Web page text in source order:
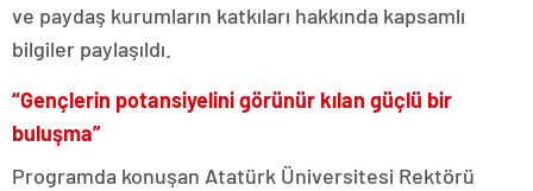
ve paydaş kurumların katkıları hakkında kapsamlı
bilgiler paylaşıldı.
“Gençlerin potansiyelini görünür kılan güçlü bir
buluşma”
Programda konuşan Atatürk Üniversitesi Rektörü